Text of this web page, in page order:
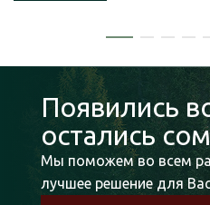
Появились
остались
Мы поможем во всем
лучшее решение для